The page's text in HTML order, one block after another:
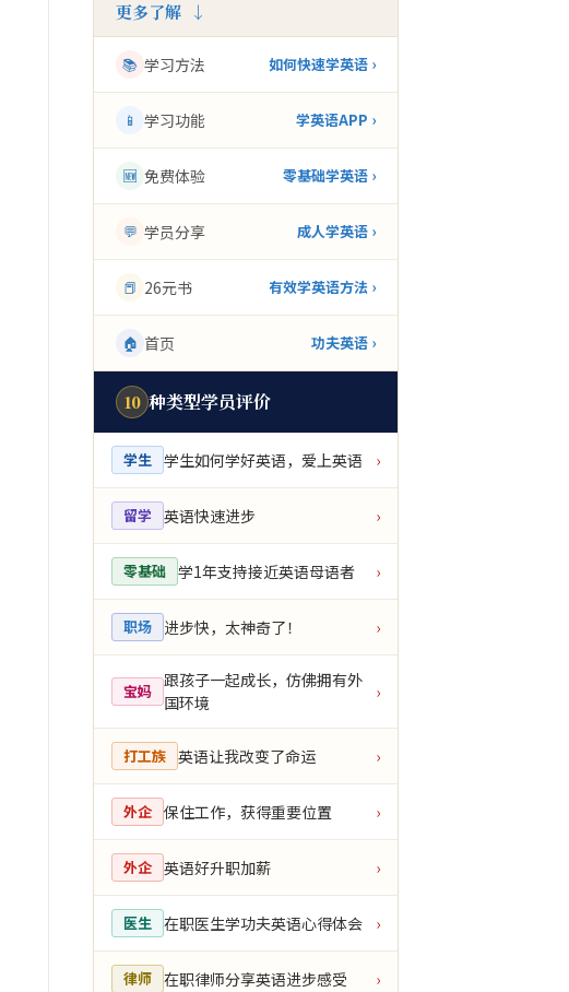
更多了解 ↓
📚 学习方法 如何快速学英语 ›
📱 学习功能 学英语APP ›
🆕 免费体验 零基础学英语 ›
💬 学员分享 成人学英语 ›
📕 26元书 有效学英语方法 ›
🏠 首页 功夫英语 ›
10 种类型学员评价
学生 学生如何学好英语，爱上英语 ›
留学 英语快速进步 ›
零基础 学1年支持接近英语母语者 ›
职场 进步快，太神奇了！ ›
宝妈
跟孩子一起成长，仿佛拥有外
国环境
›
打工族 英语让我改变了命运 ›
外企 保住工作，获得重要位置 ›
外企 英语好升职加薪 ›
医生 在职医生学功夫英语心得体会 ›
律师 在职律师分享英语进步感受 ›